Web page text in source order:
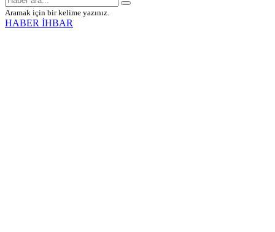
Aramak için bir kelime yazınız.
HABER İHBAR